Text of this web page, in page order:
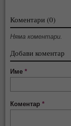
Коментари (0)
Няма коментари.
Добави коментар
Име*
Коментар*